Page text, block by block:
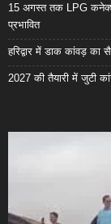
15 अगस्त तक LPG
प्रभावित
हरिद्वार में डाक कांवड़
2027 की तैयारी में जुटी